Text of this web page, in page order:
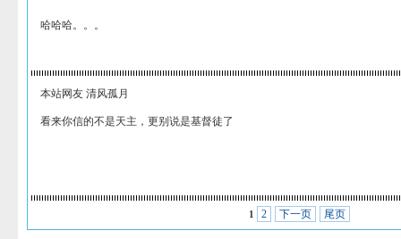
哈哈哈。。。
本站网友 清风孤月
看来你信的不是天主，更别说是基督徒了
1 2 下一页 尾页